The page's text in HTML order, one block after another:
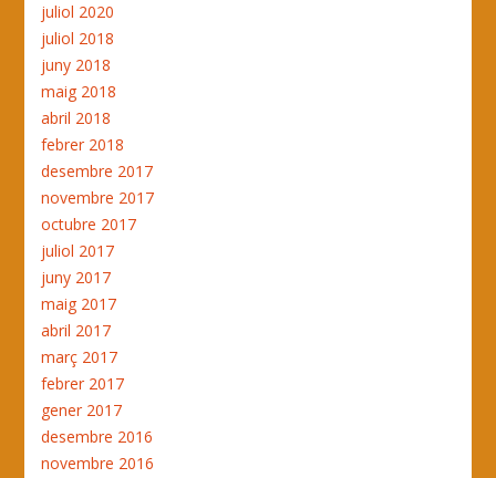
juliol 2020
juliol 2018
juny 2018
maig 2018
abril 2018
febrer 2018
desembre 2017
novembre 2017
octubre 2017
juliol 2017
juny 2017
maig 2017
abril 2017
març 2017
febrer 2017
gener 2017
desembre 2016
novembre 2016